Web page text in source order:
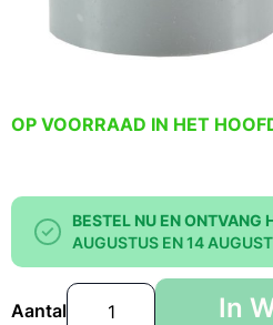
OP VOORRAAD IN HET
BESTEL NU EN ONTVANG
AUGUSTUS EN 14
Aantal In